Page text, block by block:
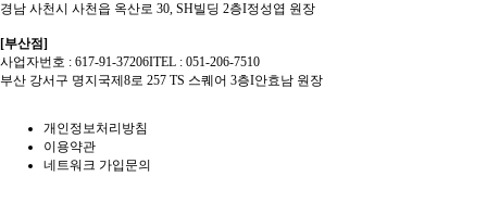
경남 사천시 사천읍 옥산로 30, SH빌딩 2층I정성엽 원장
[부산점]
사업자번호 : 617-91-37206ITEL : 051-206-7510
부산 강서구 명지국제8로 257 TS 스퀘어 3층I안효남 원장
개인정보처리방침
이용약관
네트워크 가입문의